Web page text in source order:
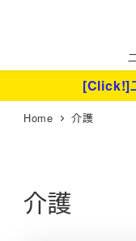
ン
[Click!]
Home 介護
介護